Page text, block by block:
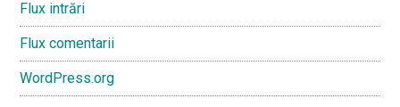
Flux intrări
Flux comentarii
WordPress.org